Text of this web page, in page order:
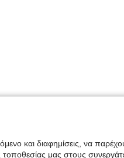
και διαφημίσεις, να
μας στους